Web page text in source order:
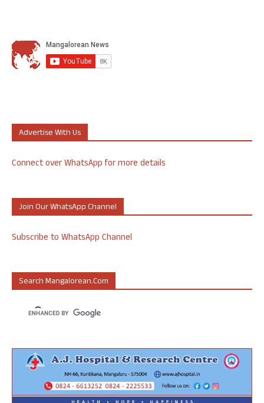
Advertise With Us
Connect over WhatsApp for more details
Join Our WhatsApp Channel
Subscribe to WhatsApp Channel
Search Mangalorean.com